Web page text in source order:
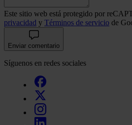
Este sitio web está protegido por
privacidad y Términos de servicio de
Enviar comentario
Síguenos en redes sociales